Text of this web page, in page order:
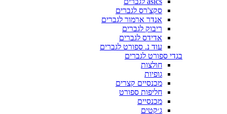
סקצ'רס לגברים
אנדר ארמור לגברים
ריבוק לגברים
אדידס לגברים
עוד נ. ספורט לגברים
בגדי ספורט לגברים
חולצות
גופיות
מכנסיים קצרים
חליפות ספורט
מכנסיים
ג׳קטים